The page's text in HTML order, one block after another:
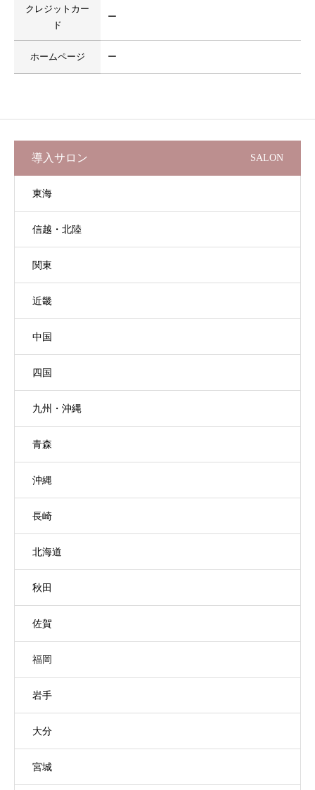
クレジットカー
ド
ー
ホームページ ー
導入サロン SALON
東海
信越・北陸
関東
近畿
中国
四国
九州・沖縄
青森
沖縄
長崎
北海道
秋田
佐賀
福岡
岩手
大分
宮城